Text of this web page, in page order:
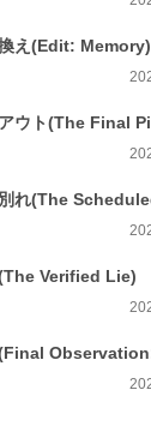
え(Edit: Memory)
ウト(The Final
れ(The
Verified Lie)